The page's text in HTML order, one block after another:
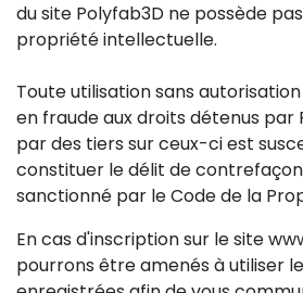
du site Polyfab3D ne possède
propriété intellectuelle.
Toute utilisation sans
en fraude aux droits détenus par
par des tiers sur ceux-ci est
constituer le délit de
sanctionné par le Code de la
En cas d'inscription sur le site
pourrons être amenés à utiliser